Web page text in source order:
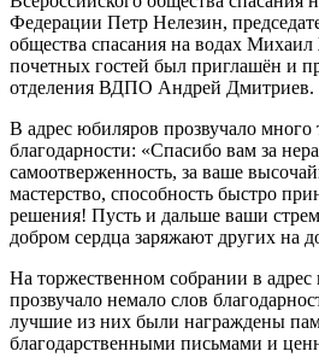
Федерации Петр Нелезин,
общества спасания на водах
почетных гостей был приглашён и
отделения ВДПО Андрей Дмитриев.
В адрес юбиляров прозвучало много
благодарности: «Спасибо вам за
самоотверженность, за ваше
мастерство, способность быстро
решения! Пусть и дальше ваши
добром сердца заряжают других на
На торжественном собрании в адрес
прозвучало немало слов
лучшие из них были награждены
благодарственными письмами и